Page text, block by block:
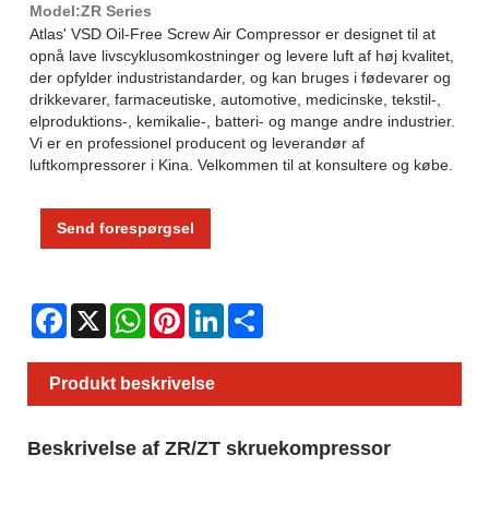
Model:ZR Series
Atlas' VSD Oil-Free Screw Air Compressor er designet til at
opnå lave livscyklusomkostninger og levere luft af høj kvalitet,
der opfylder industristandarder, og kan bruges i fødevarer og
drikkevarer, farmaceutiske, automotive, medicinske, tekstil-,
elproduktions-, kemikalie-, batteri- og mange andre industrier.
Vi er en professionel producent og leverandør af
luftkompressorer i Kina. Velkommen til at konsultere og købe.
Send forespørgsel
Facebook
X WhatsAppPinterestLinkedIn
Produkt beskrivelse
Beskrivelse af ZR/ZT skruekompressor